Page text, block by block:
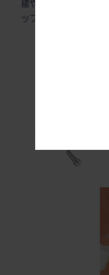
緩やかに湾曲した形態
ップです。